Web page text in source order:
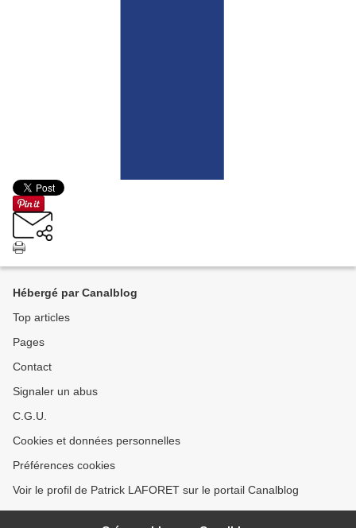
Hébergé par Canalblog
Top articles
Pages
Contact
Signaler un abus
C.G.U.
Cookies et données personnelles
Préférences cookies
Voir le profil de Patrick LAFORET sur le portail Canalblog